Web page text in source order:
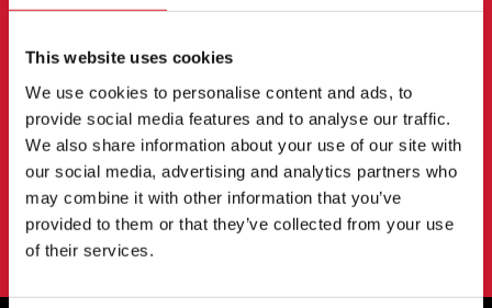
This website uses cookies
We use cookies to personalise content and ads, to
provide social media features and to analyse our traffic.
We also share information about your use of our site with
our social media, advertising and analytics partners who
may combine it with other information that you’ve
provided to them or that they’ve collected from your use
of their services.
NEWSLETTER
Melden Sie sich an, um über neue Produkte,
Veranstaltungen und mehr informiert zu werden.
ANMELDUNG
Mit der Anmeldung zu unserem Newsletter erklären Sie sich mit
unseremDatenschutzbestimmungen.